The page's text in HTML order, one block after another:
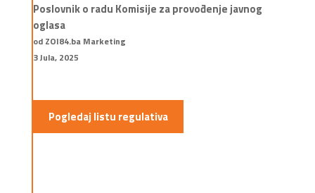
Poslovnik o radu Komisije za provođenje javnog
oglasa
od ZOI84.ba Marketing
3 Jula, 2025
Pogledaj listu regulativa